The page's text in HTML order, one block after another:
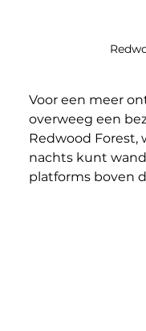
Voor een meer
overweeg een
Redwood Forest,
nachts kunt
platforms boven